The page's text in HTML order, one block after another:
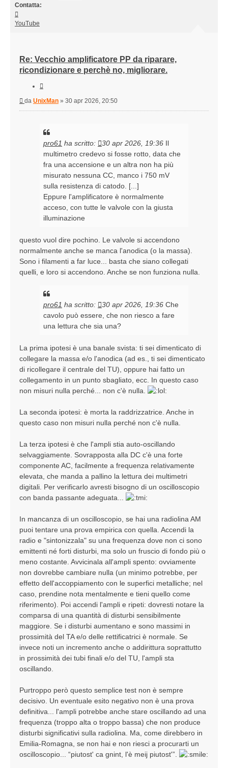
Contatta:
UnixMan
YouTube
Re: Vecchio amplificatore PP da riparare,
ricondizionare e perchè no, migliorare.
Messaggio
da UnixMan » 30 apr 2026, 20:50
pro61 ha scritto: 30 apr 2026, 19:36 Il
multimetro credevo si fosse rotto, data che
fra una accensione e un altra non ha più
misurato nessuna CC, manco i 750 mV
sulla resistenza di catodo. [...]
Eppure l'amplificatore è normalmente
acceso, con tutte le valvole con la giusta
illuminazione
questo vuol dire pochino. Le valvole si accendono
normalmente anche se manca l'anodica (o la massa).
Sono i filamenti a far luce... basta che siano collegati
quelli, e loro si accendono. Anche se non funziona nulla.
pro61 ha scritto: 30 apr 2026, 19:36 Che
cavolo può essere, che non riesco a fare
una lettura che sia una?
La prima ipotesi è una banale svista: ti sei dimenticato di
collegare la massa e/o l'anodica (ad es., ti sei dimenticato
di ricollegare il centrale del TU), oppure hai fatto un
collegamento in un punto sbagliato, ecc. In questo caso
non misuri nulla perché... non c'è nulla.
La seconda ipotesi: è morta la raddrizzatrice. Anche in
questo caso non misuri nulla perché non c'è nulla.
La terza ipotesi è che l'ampli stia auto-oscillando
selvaggiamente. Sovrapposta alla DC c'è una forte
componente AC, facilmente a frequenza relativamente
elevata, che manda a pallino la lettura dei multimetri
digitali. Per verificarlo avresti bisogno di un oscilloscopio
con banda passante adeguata...
In mancanza di un oscilloscopio, se hai una radiolina AM
puoi tentare una prova empirica con quella. Accendi la
radio e "sintonizzala" su una frequenza dove non ci sono
emittenti né forti disturbi, ma solo un fruscio di fondo più o
meno costante. Avvicinala all'ampli spento: ovviamente
non dovrebbe cambiare nulla (un minimo potrebbe, per
effetto dell'accoppiamento con le superfici metalliche; nel
caso, prendine nota mentalmente e tieni quello come
riferimento). Poi accendi l'ampli e ripeti: dovresti notare la
comparsa di una quantità di disturbi sensibilmente
maggiore. Se i disturbi aumentano e sono massimi in
prossimità del TA e/o delle rettificatrici è normale. Se
invece noti un incremento anche o addirittura soprattutto
in prossimità dei tubi finali e/o del TU, l'ampli sta
oscillando.
Purtroppo però questo semplice test non è sempre
decisivo. Un eventuale esito negativo non è una prova
definitiva... l'ampli potrebbe anche stare oscillando ad una
frequenza (troppo alta o troppo bassa) che non produce
disturbi significativi sulla radiolina. Ma, come direbbero in
Emilia-Romagna, se non hai e non riesci a procurarti un
oscilloscopio... “piutost' ca gnint, l'è meij piutost'”.